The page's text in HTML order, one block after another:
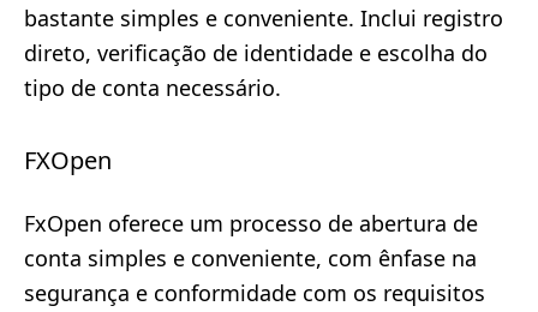
bastante simples e conveniente. Inclui registro
direto, verificação de identidade e escolha do
tipo de conta necessário.
FXOpen
FxOpen oferece um processo de abertura de
conta simples e conveniente, com ênfase na
segurança e conformidade com os requisitos